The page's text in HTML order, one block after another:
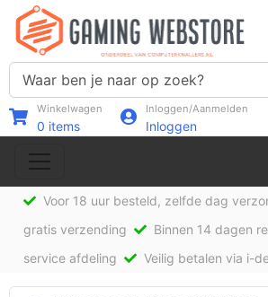
Winkelwagen
0 items
Inloggen/Aanmelden
Inloggen
Voor 18 uur besteld, zelfde dag
gratis verzending
Binnen 14 dagen
service afdeling
Veilig betalen via i-